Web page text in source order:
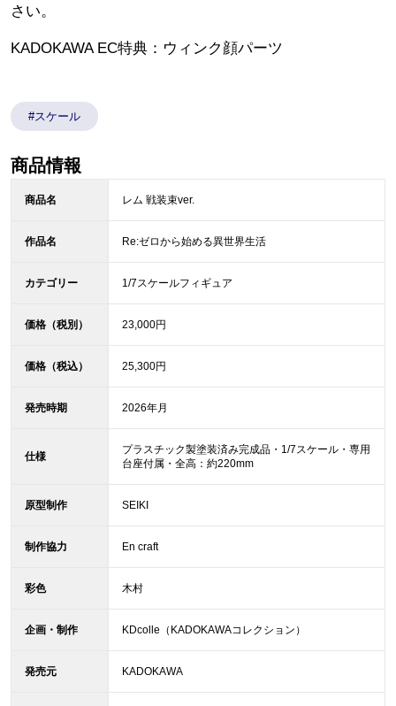
さい。
KADOKAWA EC特典：ウィンク顔パーツ
#スケール
商品情報
商品名 レム 戦装束ver.
作品名 Re:ゼロから始める異世界生活
カテゴリー 1/7スケールフィギュア
価格（税別） 23,000円
価格（税込） 25,300円
発売時期 2026年月
仕様
プラスチック製塗装済み完成品・1/7スケール・専用
台座付属・全高：約220mm
原型制作 SEIKI
制作協力 En craft
彩色 木村
企画・制作 KDcolle（KADOKAWAコレクション）
発売元 KADOKAWA